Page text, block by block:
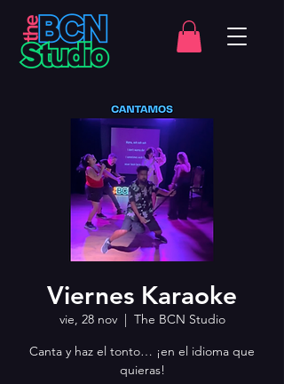
Viernes Karaoke
vie, 28 nov
  |
The BCN Studio
Canta y haz el tonto… ¡en el idioma que